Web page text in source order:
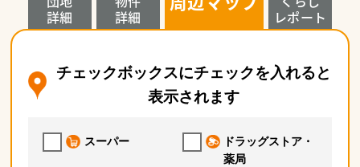
詳細
詳細
レポート
チェックボックスにチェックを入れると
表示されます
スーパー
ドラッグストア・
薬局